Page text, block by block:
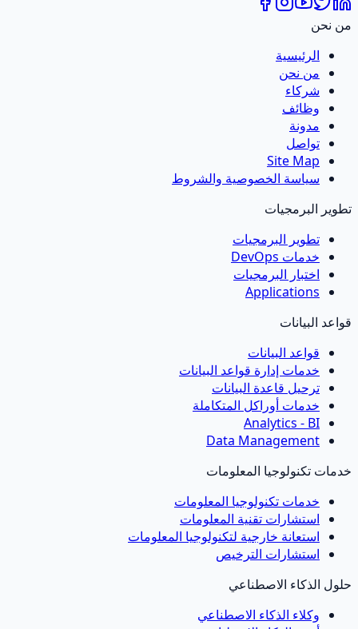
من نحن
الرئيسية
من نحن
شركاء
وظائف
مدونة
تواصل
Site Map
سياسة الخصوصية والشروط
تطوير البرمجيات
تطوير البرمجيات
خدمات DevOps
اختبار البرمجيات
Applications
قواعد البيانات
قواعد البيانات
خدمات إدارة قواعد البيانات
ترحيل قاعدة البيانات
خدمات أوراكل المتكاملة
Analytics - BI
Data Management
خدمات تكنولوجيا المعلومات
خدمات تكنولوجيا المعلومات
استشارات تقنية المعلومات
استعانة خارجية لتكنولوجيا المعلومات
استشارات الترخيص
حلول الذكاء الاصطناعي
وكلاء الذكاء الاصطناعي